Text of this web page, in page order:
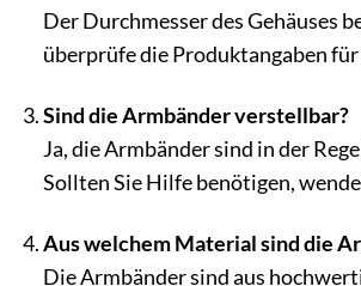
Der Durchmesser des Gehäuses
überprüfe die Produktangaben
Sind die Armbänder verstellbar?
Ja, die Armbänder sind in der
Sollten Sie Hilfe benötigen,
Aus welchem Material sind die
Die Armbänder sind aus